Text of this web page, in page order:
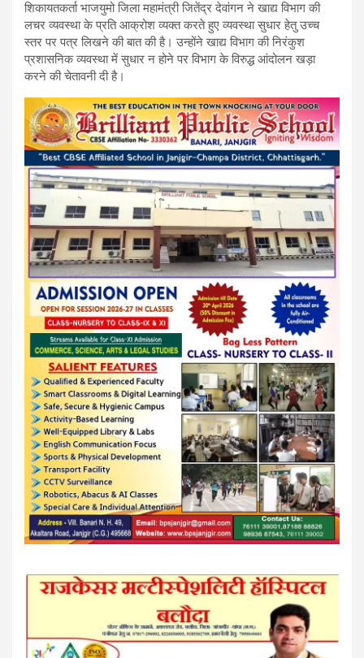
शिकायतकर्ता भाजयुमो जिला महामंत्री जितेंद्र देवांगन ने खाद्य विभाग की
लचर व्यवस्था के प्रति आक्रोश व्यक्त करते हुए व्यवस्था सुधार हेतु उच्च
स्तर पर पत्र लिखने की बात की है। उन्होंने खाद्य विभाग की निरंकुश
प्रशासनिक व्यवस्था में सुधार न होने पर विभाग के विरुद्ध आंदोलन खड़ा
करने की चेतावनी दी है।